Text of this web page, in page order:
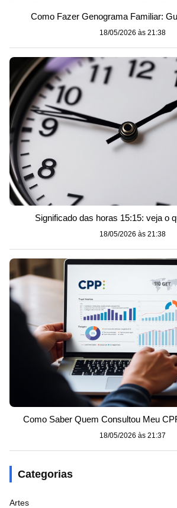
Como Fazer Genograma Familiar:
18/05/2026 às 21:38
Significado das horas 15:15: veja o
18/05/2026 às 21:38
Como Saber Quem Consultou Meu
18/05/2026 às 21:37
Categorias
Artes